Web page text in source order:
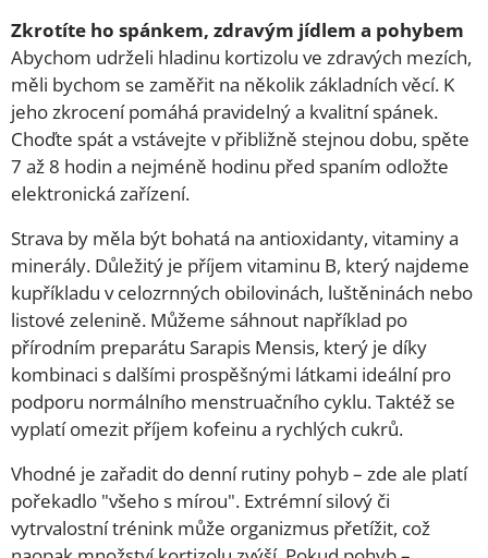
Zkrotíte ho spánkem, zdravým jídlem a pohybem
Abychom udrželi hladinu kortizolu ve zdravých mezích,
měli bychom se zaměřit na několik základních věcí. K
jeho zkrocení pomáhá pravidelný a kvalitní spánek.
Choďte spát a vstávejte v přibližně stejnou dobu, spěte
7 až 8 hodin a nejméně hodinu před spaním odložte
elektronická zařízení.
Strava by měla být bohatá na antioxidanty, vitaminy a
minerály. Důležitý je příjem vitaminu B, který najdeme
kupříkladu v celozrnných obilovinách, luštěninách nebo
listové zelenině. Můžeme sáhnout například po
přírodním preparátu Sarapis Mensis, který je díky
kombinaci s dalšími prospěšnými látkami ideální pro
podporu normálního menstruačního cyklu. Taktéž se
vyplatí omezit příjem kofeinu a rychlých cukrů.
Vhodné je zařadit do denní rutiny pohyb – zde ale platí
pořekadlo "všeho s mírou". Extrémní silový či
vytrvalostní trénink může organizmus přetížit, což